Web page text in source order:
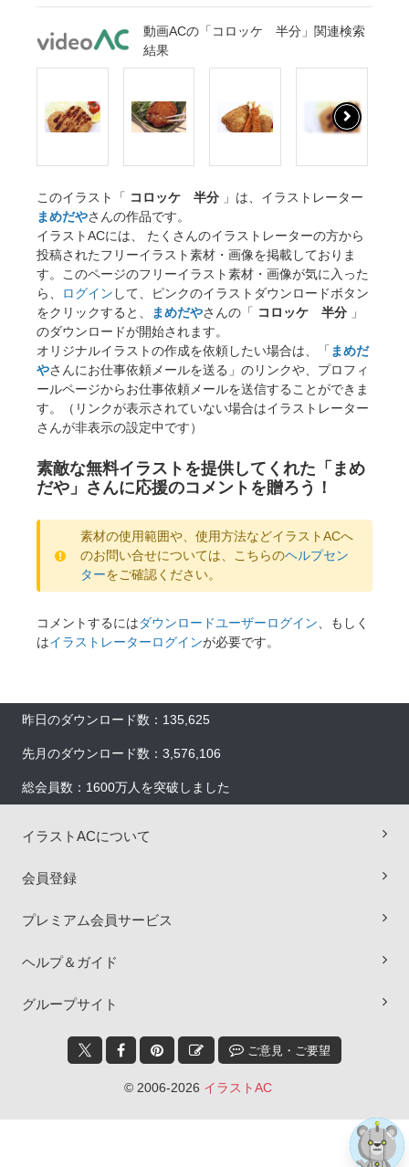
動画ACの「コロッケ 半分」関連検索
結果
このイラスト「 コロッケ 半分 」は、イラストレーター
まめだやさんの作品です。
イラストACには、 たくさんのイラストレーターの方から
投稿されたフリーイラスト素材・画像を掲載しておりま
す。このページのフリーイラスト素材・画像が気に入った
ら、
ログイン して、ピンクのイラストダウンロードボタン
をクリックすると、
まめだやさんの「 コロッケ 半分 」
のダウンロードが開始されます。
オリジナルイラストの作成を依頼したい場合は、「 まめだ
やさんにお仕事依頼メールを送る」のリンクや、プロフィ
ールページからお仕事依頼メールを送信することができま
す。（リンクが表示されていない場合はイラストレーター
さんが非表示の設定中です）
素敵な無料イラストを提供してくれた「まめ
だや」さんに応援のコメントを贈ろう！
素材の使用範囲や、使用方法などイラストACへ
のお問い合せについては、こちらのヘルプセン
ターをご確認ください。
コメントするにはダウンロードユーザーログイン、もしく
はイラストレーターログインが必要です。
昨日のダウンロード数：135,625
先月のダウンロード数：3,576,106
総会員数：1600万人を突破しました
イラストACについて
会員登録
プレミアム会員サービス
ヘルプ＆ガイド
グループサイト
ご意見・ご要望
© 2006-2026 イラストAC